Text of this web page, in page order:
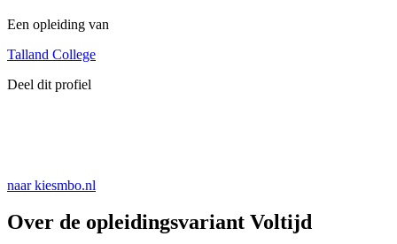
Een opleiding van
Talland College
Deel dit profiel
naar kiesmbo.nl
Over de opleidingsvariant Voltijd